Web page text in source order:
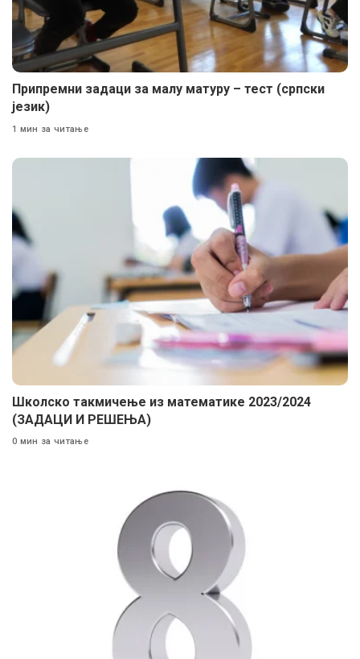
Припремни задаци за малу матуру – тест (српски
језик)
1 мин за читање
Школско такмичење из математике 2023/2024
(ЗАДАЦИ И РЕШЕЊА)
0 мин за читање